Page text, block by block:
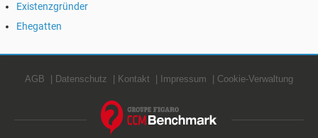
Existenzgründer
Ehegatten
AGB Datenschutz Kontakt Impressum Cookie-Verwaltung